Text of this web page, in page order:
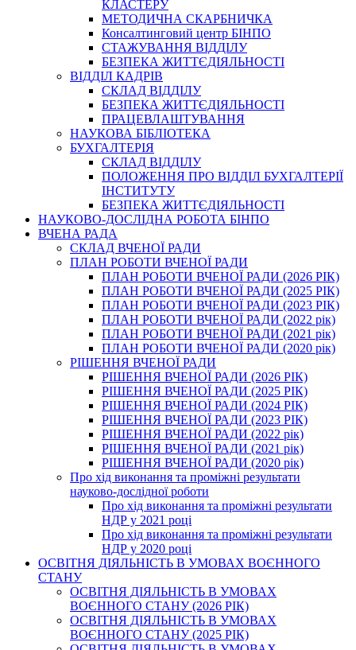
КЛАСТЕРУ
МЕТОДИЧНА СКАРБНИЧКА
Консалтинговий центр БІНПО
СТАЖУВАННЯ ВІДДІЛУ
БЕЗПЕКА ЖИТТЄДІЯЛЬНОСТІ
ВІДДІЛ КАДРІВ
СКЛАД ВІДДІЛУ
БЕЗПЕКА ЖИТТЄДІЯЛЬНОСТІ
ПРАЦЕВЛАШТУВАННЯ
НАУКОВА БІБЛІОТЕКА
БУХГАЛТЕРІЯ
СКЛАД ВІДДІЛУ
ПОЛОЖЕННЯ ПРО ВІДДІЛ БУХГАЛТЕРІЇ
ІНСТИТУТУ
БЕЗПЕКА ЖИТТЄДІЯЛЬНОСТІ
НАУКОВО-ДОСЛІДНА РОБОТА БІНПО
ВЧЕНА РАДА
СКЛАД ВЧЕНОЇ РАДИ
ПЛАН РОБОТИ ВЧЕНОЇ РАДИ
ПЛАН РОБОТИ ВЧЕНОЇ РАДИ (2026 РІК)
ПЛАН РОБОТИ ВЧЕНОЇ РАДИ (2025 РІК)
ПЛАН РОБОТИ ВЧЕНОЇ РАДИ (2023 РІК)
ПЛАН РОБОТИ ВЧЕНОЇ РАДИ (2022 рік)
ПЛАН РОБОТИ ВЧЕНОЇ РАДИ (2021 рік)
ПЛАН РОБОТИ ВЧЕНОЇ РАДИ (2020 рік)
РІШЕННЯ ВЧЕНОЇ РАДИ
РІШЕННЯ ВЧЕНОЇ РАДИ (2026 РІК)
РІШЕННЯ ВЧЕНОЇ РАДИ (2025 РІК)
РІШЕННЯ ВЧЕНОЇ РАДИ (2024 РІК)
РІШЕННЯ ВЧЕНОЇ РАДИ (2023 РІК)
РІШЕННЯ ВЧЕНОЇ РАДИ (2022 рік)
РІШЕННЯ ВЧЕНОЇ РАДИ (2021 рік)
РІШЕННЯ ВЧЕНОЇ РАДИ (2020 рік)
Про хід виконання та проміжні результати
науково-дослідної роботи
Про хід виконання та проміжні результати
НДР у 2021 році
Про хід виконання та проміжні результати
НДР у 2020 році
ОСВІТНЯ ДІЯЛЬНІСТЬ В УМОВАХ ВОЄННОГО
СТАНУ
ОСВІТНЯ ДІЯЛЬНІСТЬ В УМОВАХ
ВОЄННОГО СТАНУ (2026 РІК)
ОСВІТНЯ ДІЯЛЬНІСТЬ В УМОВАХ
ВОЄННОГО СТАНУ (2025 РІК)